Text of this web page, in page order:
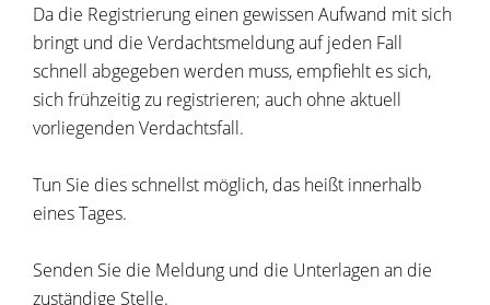
Da die Registrierung einen gewissen Aufwand mit sich
bringt und die Verdachtsmeldung auf jeden Fall
schnell abgegeben werden muss, empfiehlt es sich,
sich frühzeitig zu registrieren; auch ohne aktuell
vorliegenden Verdachtsfall.
Tun Sie dies schnellst möglich, das heißt innerhalb
eines Tages.
Senden Sie die Meldung und die Unterlagen an die
zuständige Stelle.